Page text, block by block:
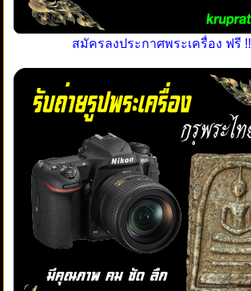
สมัครลงประกาศพระเครื่อง ฟรี !!